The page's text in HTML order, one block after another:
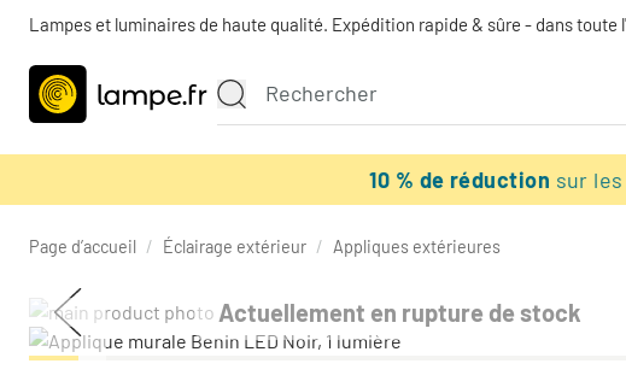
Lampes et luminaires de haute qualité. Expédition rapide & sûre - dans toute
10 % de réduction sur
Page d’accueil / Éclairage extérieur / Appliques extérieures
Actuellement en rupture de stock